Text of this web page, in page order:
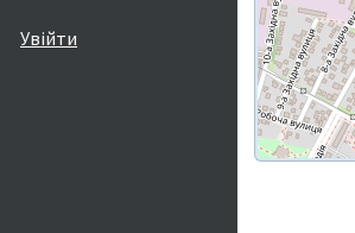
Увійти